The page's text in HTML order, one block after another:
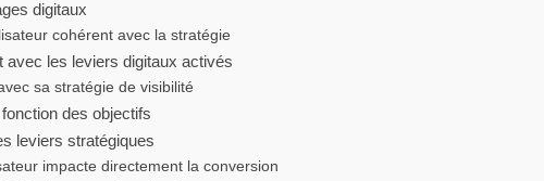
digitaux
cohérent avec la stratégie
les leviers digitaux activés
sa stratégie de visibilité
des objectifs
leviers stratégiques
impacte directement la conversion